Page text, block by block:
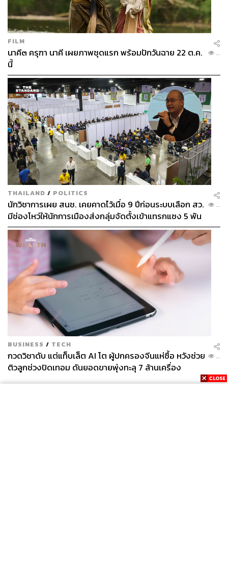
เชฟส่วนตัวของทอมและจิเซลเคยออกมาเปิดเผยเมนูที่
ทำให้ครอบครัวเบรดีกิน โดยหลักๆ แล้วจะเน้นผัก 80%
พวกเขาใช้แต่น้ำมันมะพร้าวและเกลือหิมาลายันใน
การทำอาหาร ไม่ดื่มกาแฟ กาเฟอีน และอาหารที่ทำ
จิเซลถือได้ว่าเป็นหนึ่งในนางแบบใจบุญที่ชอบช่วยเหลือ
สังคมและสนใจปัญหาภัยธรรมชาติ เช่น การรณรงค์
รักษาป่าในประเทศบราซิลซึ่งเป็นบ้านเกิด รณรงค์เรื่อง
โลกร้อน และบริจาคเงินส่วนตัวจำนวนถึง 1.5 ล้าน
เหรียญสหรัฐ ตอนเกิดเหตุการณ์แผ่นดินไหวที่ประเทศ
เฮติ
ในปี 2015 จิเซลออกหนังสือรวบรวมภาพถ่ายของเธอที่
มีราคาสูงถึง 700 เหรียญสหรัฐต่อเล่ม ซึ่งขายหมด
เกลี้ยงภายใน 24 ชั่วโมง
ผลงานแฟชั่นล่าสุดของจิเซลคือการขึ้นแคมเปญของ
แบรนด์ Loewe Fall 2017 ที่ถ่ายโดยช่างภาพ สตีเฟน
ไมเซล (Steven Meisel) และยังขึ้นปกVogue Paris
ฉบับเดือนมิถุนายน กรกฎาคม และสิงหาคมด้วย!
20 กรกฎาคมปีนี้ เป็นวันคล้ายวันเกิดครบ 39 ปีของเธอ
FILM
นาคี๓ ครุฑา นาคี เผยภาพชุดแรก พร้อมปักวันฉาย 22 ต.ค.
นี้
...
THAILAND / POLITICS
นักวิชาการเผย สนช. เคยคาดไว้เมื่อ 9 ปีก่อนระบบเลือก สว.
มีช่องโหว่ให้นักการเมืองส่งกลุ่มจัดตั้งเข้าแทรกแซง 5 พัน
ล้านยึดประเทศได้
...
BUSINESS / TECH
กวดวิชาดับ แต่แท็บเล็ต AI โต ผู้ปกครองจีนแห่ซื้อ หวังช่วย
ติวลูกช่วงปิดเทอม ดันยอดขายพุ่งทะลุ 7 ล้านเครื่อง
...